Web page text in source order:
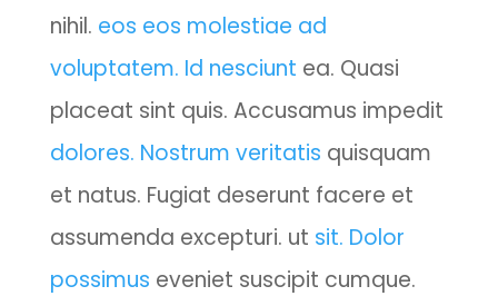
nihil. eos eos molestiae ad
voluptatem. Id nesciunt ea. Quasi
placeat sint quis. Accusamus impedit
dolores. Nostrum veritatis quisquam
et natus. Fugiat deserunt facere et
assumenda excepturi. ut sit. Dolor
possimus eveniet suscipit cumque.